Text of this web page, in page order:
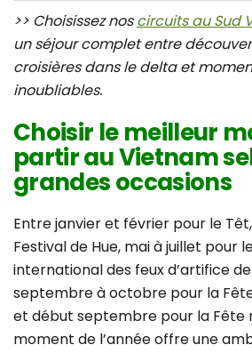
>> Choisissez noscircuits au Sud
un séjour complet entre
croisières dans le delta et
inoubliables.
Choisir le meilleur
partir au Vietnam
grandes occasions
Entre janvier et février pour le
Festival de Hue, mai à juillet pour
international des feux d’artifice
septembre à octobre pour la
et début septembre pour la Fête
moment de l’année offre une